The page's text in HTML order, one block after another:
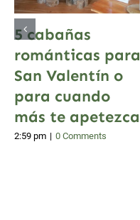
5 cabañas
románticas para
San Valentín o
para cuando
más te apetezca
2:59 pm | 0 Comments